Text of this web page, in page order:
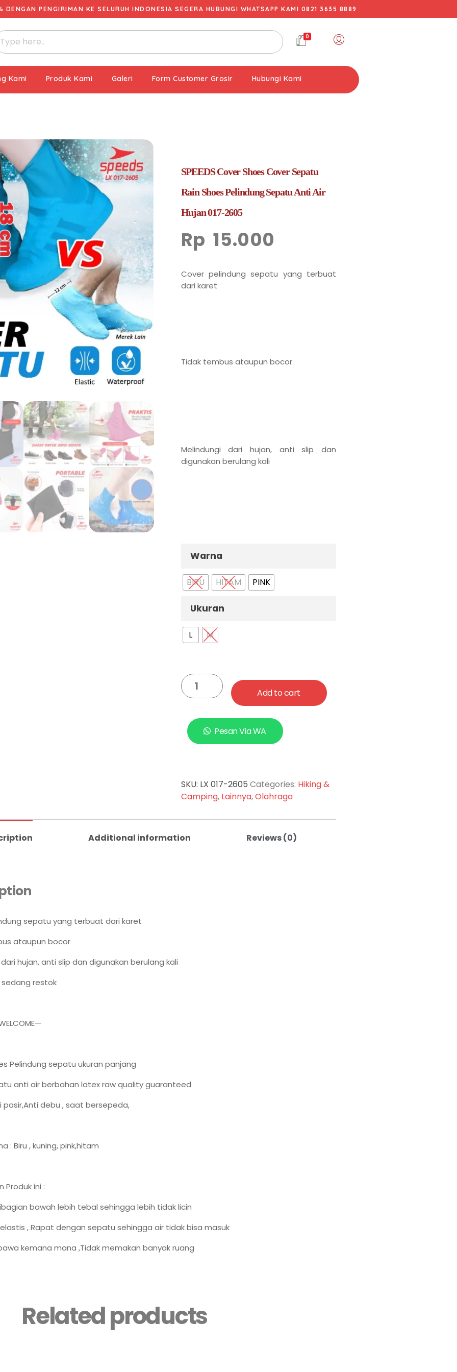
DENGAN PENGIRIMAN KE SELURUH INDONESIA SEGERA HUBUNGI WHATSAPP KAMI 0821 3635 8889
0
Kami Produk Kami Galeri Form Customer Grosir Hubungi Kami
SPEEDS Cover Shoes Cover Sepatu
Rain Shoes Pelindung Sepatu Anti Air
Hujan 017-2605
Rp 15.000
Cover pelindung sepatu yang terbuat
dari karet
Tidak tembus ataupun bocor
Melindungi dari hujan, anti slip dan
digunakan berulang kali
Warna
BIRU HITAM PINK
Ukuran
L M
Add to cart
Pesan Via WA
SKU: LX 017-2605 Categories: Hiking &
Camping, Lainnya,Olahraga
Additional information Reviews (0)
sepatu yang terbuat dari karet
ataupun bocor
hujan, anti slip dan digunakan berulang kali
sedang restok
Pelindung sepatu ukuran panjang
anti air berbahan latex raw quality guaranteed
pasir,Anti debu , saat bersepeda,
: Biru , kuning, pink,hitam
Produk ini :
bawah lebih tebal sehingga lebih tidak licin
, Rapat dengan sepatu sehingga air tidak bisa masuk
kemana mana ,Tidak memakan banyak ruang
Related products